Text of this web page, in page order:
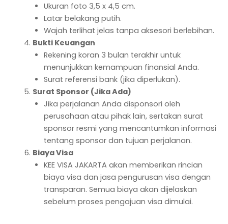
Ukuran foto 3,5 x 4,5 cm.
Latar belakang putih.
Wajah terlihat jelas tanpa aksesori berlebihan.
Bukti Keuangan
Rekening koran 3 bulan terakhir untuk
menunjukkan kemampuan finansial Anda.
Surat referensi bank (jika diperlukan).
Surat Sponsor (Jika Ada)
Jika perjalanan Anda disponsori oleh
perusahaan atau pihak lain, sertakan surat
sponsor resmi yang mencantumkan informasi
tentang sponsor dan tujuan perjalanan.
Biaya Visa
KEE VISA JAKARTA akan memberikan rincian
biaya visa dan jasa pengurusan visa dengan
transparan. Semua biaya akan dijelaskan
sebelum proses pengajuan visa dimulai.